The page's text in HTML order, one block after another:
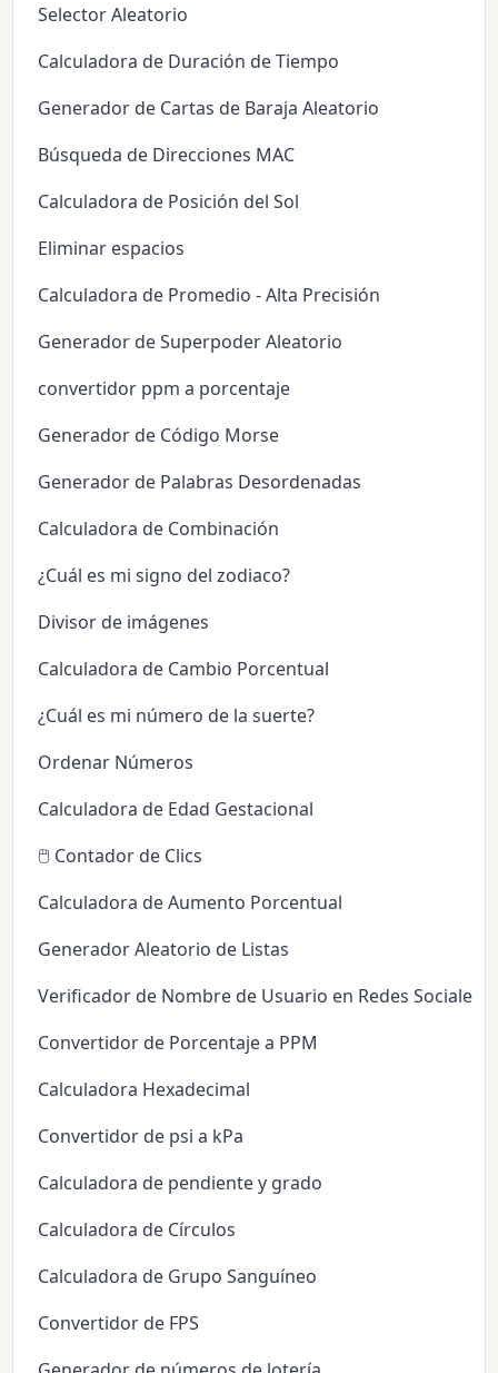
Selector Aleatorio
Calculadora de Duración de Tiempo
Generador de Cartas de Baraja Aleatorio
Búsqueda de Direcciones MAC
Calculadora de Posición del Sol
Eliminar espacios
Calculadora de Promedio - Alta Precisión
Generador de Superpoder Aleatorio
convertidor ppm a porcentaje
Generador de Código Morse
Generador de Palabras Desordenadas
Calculadora de Combinación
¿Cuál es mi signo del zodiaco?
Divisor de imágenes
Calculadora de Cambio Porcentual
¿Cuál es mi número de la suerte?
Ordenar Números
Calculadora de Edad Gestacional
🖱️ Contador de Clics
Calculadora de Aumento Porcentual
Generador Aleatorio de Listas
Verificador de Nombre de Usuario en Redes Sociales
Convertidor de Porcentaje a PPM
Calculadora Hexadecimal
Convertidor de psi a kPa
Calculadora de pendiente y grado
Calculadora de Círculos
Calculadora de Grupo Sanguíneo
Convertidor de FPS